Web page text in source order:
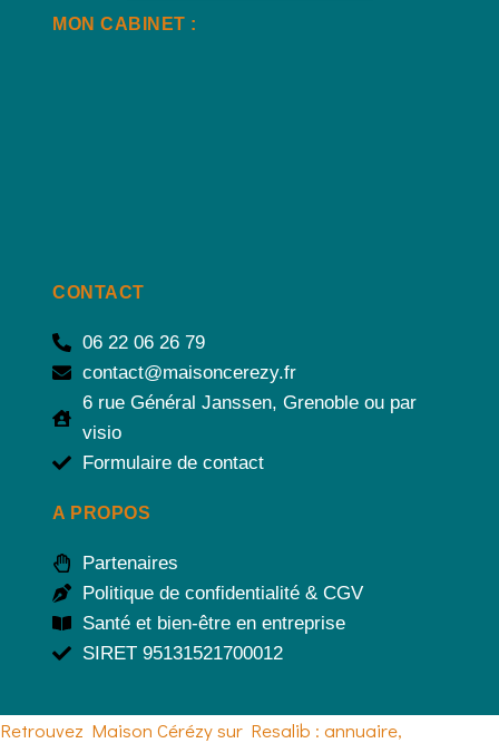
MON CABINET :
CONTACT
06 22 06 26 79
contact@maisoncerezy.fr
6 rue Général Janssen, Grenoble ou par
visio
Formulaire de contact
A PROPOS
Partenaires
Politique de confidentialité & CGV
Santé et bien-être en entreprise
SIRET 95131521700012
Retrouvez Maison Cérézy sur Resalib : annuaire,